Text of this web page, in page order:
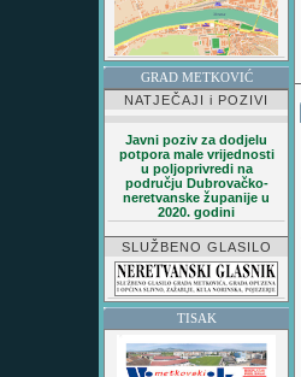
GRAD METKOVIĆ
NATJEČAJI i POZIVI
Javni poziv za dodjelu
potpora male vrijednosti
u poljoprivredi na
području Dubrovačko-
neretvanske županije u
2020. godini
SLUŽBENO GLASILO
TISAK